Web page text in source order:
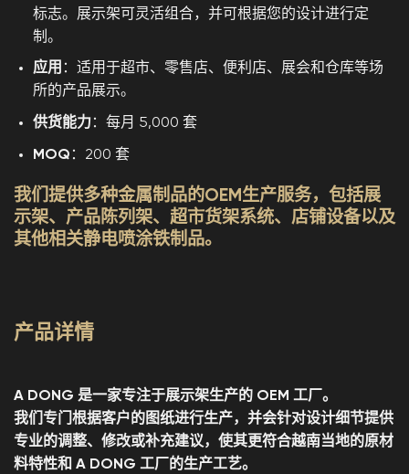
标志。展示架可灵活组合，并可根据您的设计进行定
制。
应用 ：适用于超市、零售店、便利店、展会和仓库等场
所的产品展示。
供货能力：每月 5,000 套
MOQ ：200 套
我们提供多种金属制品的OEM生产服务，包括展
示架、产品陈列架、超市货架系统、店铺设备以及
其他相关静电喷涂铁制品。
产品详情
A DONG 是一家专注于展示架生产的 OEM 工厂。
我们专门根据客户的图纸进行生产，并会针对设计细节提供
专业的调整、修改或补充建议，使其更符合越南当地的原材
料特性和 A DONG 工厂的生产工艺。